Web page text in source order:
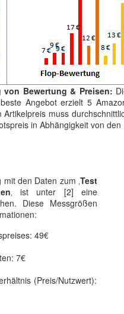
von Bewertung & Preisen:
Angebot erzielt 5
muss
in Abhängigkeit von
den Daten zum ‚Test
‚ ist unter [2] eine
Diese Messgrößen
49€
7€
(Preis/Nutzwert):